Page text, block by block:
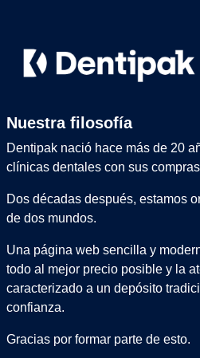
Nuestra filosofía
Dentipak nació hace más de 20
clínicas dentales con sus
Dos décadas después, estamos
de dos mundos.
Una página web sencilla y
todo al mejor precio posible y la
caracterizado a un depósito
confianza.
Gracias por formar parte de esto.